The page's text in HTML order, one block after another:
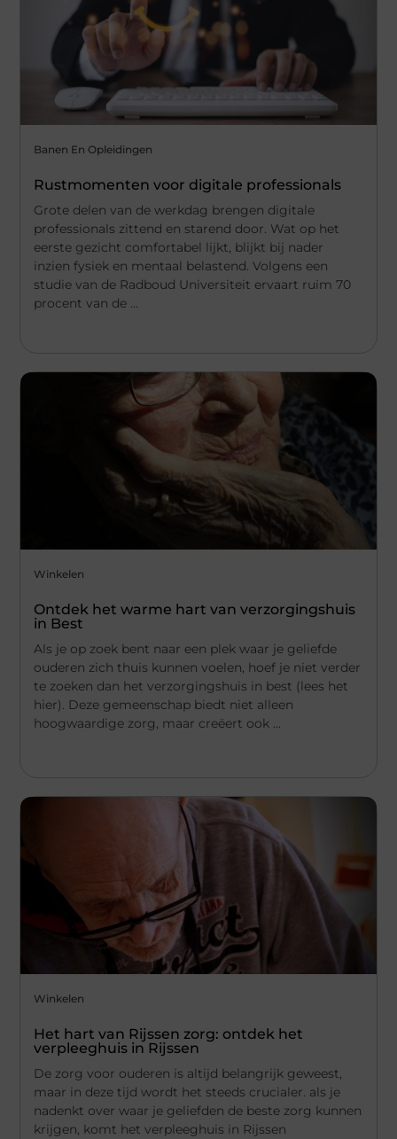
Banen En Opleidingen
Rustmomenten voor digitale professionals
Grote delen van de werkdag brengen digitale
professionals zittend en starend door. Wat op het
eerste gezicht comfortabel lijkt, blijkt bij nader
inzien fysiek en mentaal belastend. Volgens een
studie van de Radboud Universiteit ervaart ruim 70
procent van de ...
Winkelen
Ontdek het warme hart van verzorgingshuis
in Best
Als je op zoek bent naar een plek waar je geliefde
ouderen zich thuis kunnen voelen, hoef je niet verder
te zoeken dan het verzorgingshuis in best (lees het
hier). Deze gemeenschap biedt niet alleen
hoogwaardige zorg, maar creëert ook ...
Winkelen
Het hart van Rijssen zorg: ontdek het
verpleeghuis in Rijssen
De zorg voor ouderen is altijd belangrijk geweest,
maar in deze tijd wordt het steeds crucialer. als je
nadenkt over waar je geliefden de beste zorg kunnen
krijgen, komt het verpleeghuis in Rijssen